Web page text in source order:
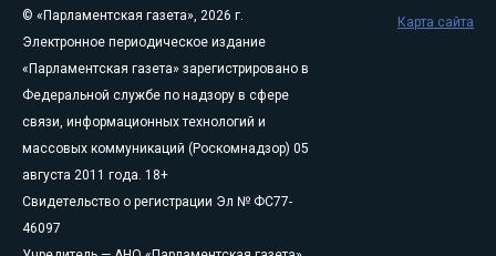
© «Парламентская газета», 2026 г.
Электронное периодическое издание
«Парламентская газета» зарегистрировано в
Федеральной службе по надзору в сфере
связи, информационных технологий и
массовых коммуникаций (Роскомнадзор) 05
августа 2011 года. 18+
Свидетельство о регистрации Эл № ФС77-
46097
Карта сайта